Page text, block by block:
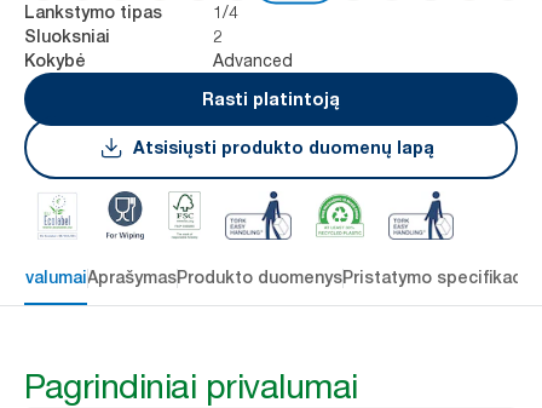
Lankstymo tipas 1/4
Sluoksniai 2
Kokybė
Advanced
Rasti platintoją
Atsisiųsti produkto duomenų lapą
AprašymasProdukto duomenysPristatymo
Pagrindiniai privalumai